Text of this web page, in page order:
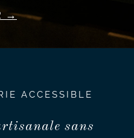
ACCESSIBLE
sans